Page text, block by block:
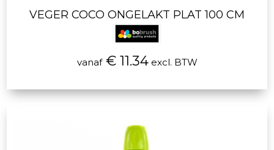
VEGER COCO ONGELAKT PLAT 100 CM
vanaf€ 11.34excl. BTW